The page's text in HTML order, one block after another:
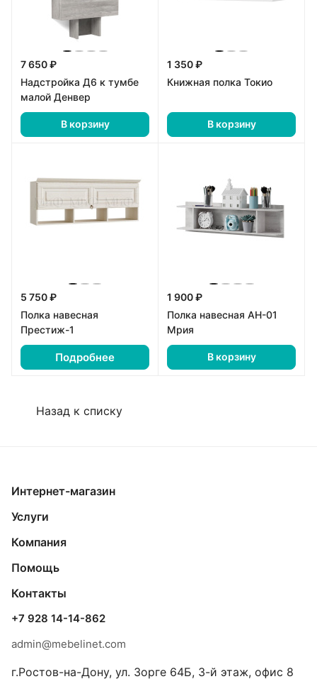
7 650 ₽
Надстройка Д6 к тумбе
малой Денвер
В корзину
1 350 ₽
Книжная полка Токио
В корзину
5 750 ₽
Полка навесная
Престиж-1
Подробнее
1 900 ₽
Полка навесная АН-01
Мрия
В корзину
Назад к списку
Интернет-магазин
Услуги
Компания
Помощь
Контакты
+7 928 14-14-862
admin@mebelinet.com
г.Ростов-на-Дону, ул. Зорге 64Б, 3-й этаж, офис 8